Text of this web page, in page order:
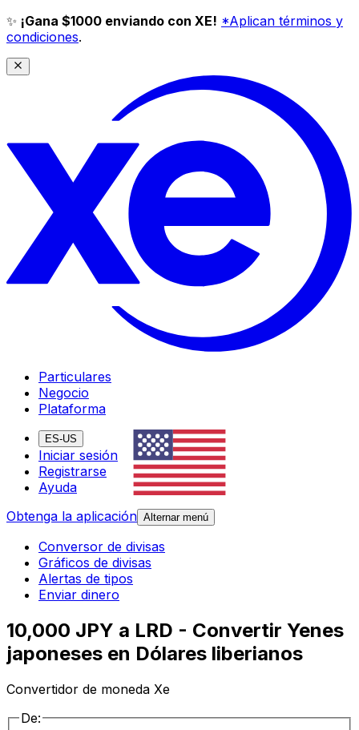
✨ ¡Gana $1000 enviando con XE! *Aplican términos y
condiciones.
Particulares
Negocio
Plataforma
ES-US
Iniciar sesión
Registrarse
Ayuda
Obtenga la aplicación Alternar menú
Conversor de divisas
Gráficos de divisas
Alertas de tipos
Enviar dinero
10,000 JPY a LRD - Convertir Yenes
japoneses en Dólares liberianos
Convertidor de moneda Xe
De: